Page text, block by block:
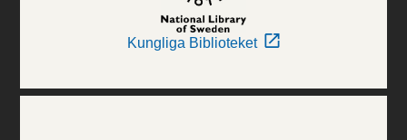
Kungliga Biblioteket